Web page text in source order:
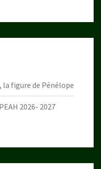
la figure de Pénélope
2026- 2027